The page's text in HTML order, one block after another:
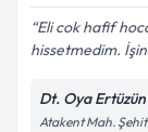
Eli cok hafif
hissetmedim.
Dt. Oya
Atakent Mah.